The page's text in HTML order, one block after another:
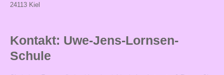
24113 Kiel
Kontakt: Uwe-Jens-Lornsen-
Schule